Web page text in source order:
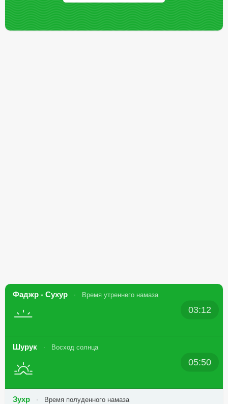
Фаджр - Сухур Время утреннего намаза
03:12
Шурук Восход солнца
05:50
Зухр Время полуденного намаза